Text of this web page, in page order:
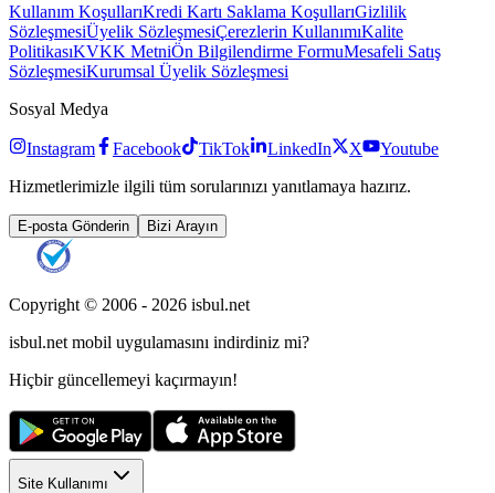
Kullanım KoşullarıKredi Kartı Saklama KoşullarıGizlilik
SözleşmesiÜyelik SözleşmesiÇerezlerin KullanımıKalite
PolitikasıKVKK MetniÖn Bilgilendirme FormuMesafeli Satış
SözleşmesiKurumsal Üyelik Sözleşmesi
Sosyal Medya
Instagram Facebook TikTok LinkedIn X
Youtube
Hizmetlerimizle ilgili tüm sorularınızı yanıtlamaya hazırız.
E-posta Gönderin Bizi Arayın
Copyright © 2006 - 2026 isbul.net
isbul.net mobil uygulamasını indirdiniz mi?
Hiçbir güncellemeyi kaçırmayın!
Site Kullanımı